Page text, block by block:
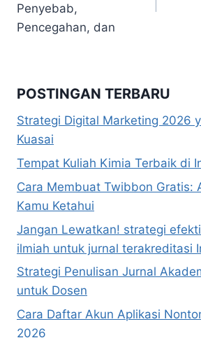
Penyebab,
Pencegahan, dan
POSTINGAN TERBARU
Strategi Digital Marketing 2026
Kuasai
Tempat Kuliah Kimia Terbaik di
Cara Membuat Twibbon Gratis:
Kamu Ketahui
Jangan Lewatkan! strategi
ilmiah untuk jurnal terakreditasi
Strategi Penulisan Jurnal
untuk Dosen
Cara Daftar Akun Aplikasi
2026